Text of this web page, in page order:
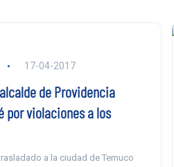
17-04-2017
de Providencia
por violaciones a los
a la ciudad de Temuco